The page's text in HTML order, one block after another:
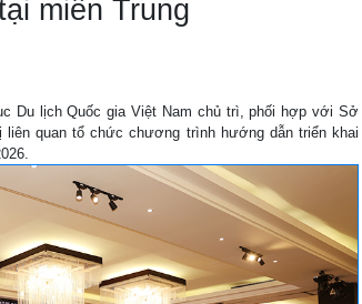
miền Trung
Du lịch Quốc gia Việt Nam chủ trì, phối hợp với Sở
liên quan tổ chức chương trình hướng dẫn triển khai